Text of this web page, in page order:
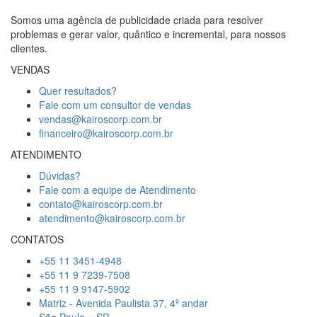
Somos uma agência de publicidade criada para resolver
problemas e gerar valor, quântico e incremental, para nossos
clientes.
VENDAS
Quer resultados?
Fale com um consultor de vendas
vendas@kairoscorp.com.br
financeiro@kairoscorp.com.br
ATENDIMENTO
Dúvidas?
Fale com a equipe de Atendimento
contato@kairoscorp.com.br
atendimento@kairoscorp.com.br
CONTATOS
+55 11 3451-4948
+55 11 9 7239-7508
+55 11 9 9147-5902
Matriz - Avenida Paulista 37, 4º andar